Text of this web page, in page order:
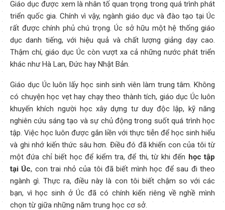
Giáo dục được xem là nhân tố quan trọng trong quá trình phát
triển quốc gia. Chính vì vậy, ngành giáo dục và đào tạo tại Úc
rất được chính phủ chú trọng. Úc sở hữu một hệ thống giáo
dục danh tiếng, với hiệu quả và chất lượng giảng dạy cao.
Thậm chí, giáo dục Úc còn vượt xa cả những nước phát triển
khác như Hà Lan, Đức hay Nhật Bản.
Giáo dục Úc luôn lấy học sinh sinh viên làm trung tâm. Không
có chuyện học vẹt hay chạy theo thành tích, giáo dục Úc luôn
khuyến khích người học xây dựng tư duy độc lập, kỹ năng
nghiên cứu sáng tạo và sự chủ động trong suốt quá trình học
tập. Việc học luôn được gắn liền với thực tiễn để học sinh hiểu
và ghi nhớ kiến thức sâu hơn. Điều đó đã khiến con của tôi từ
một đứa chỉ biết học để kiểm tra, để thi, từ khi đến học tập
tại Úc, con trai nhỏ của tôi đã biết mình học để sau đi theo
ngành gì. Thực ra, điều này là con tôi biết chậm so với các
bạn, vì học sinh ở Úc đã có chính kiến riêng về nghề mình
chọn từ giữa những năm trung học cơ sở.